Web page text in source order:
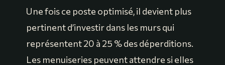
Une fois ce poste optimisé, il devient plus
pertinent d’investir dans les murs qui
représentent 20 à 25 % des déperditions.
Les menuiseries peuvent attendre si elles